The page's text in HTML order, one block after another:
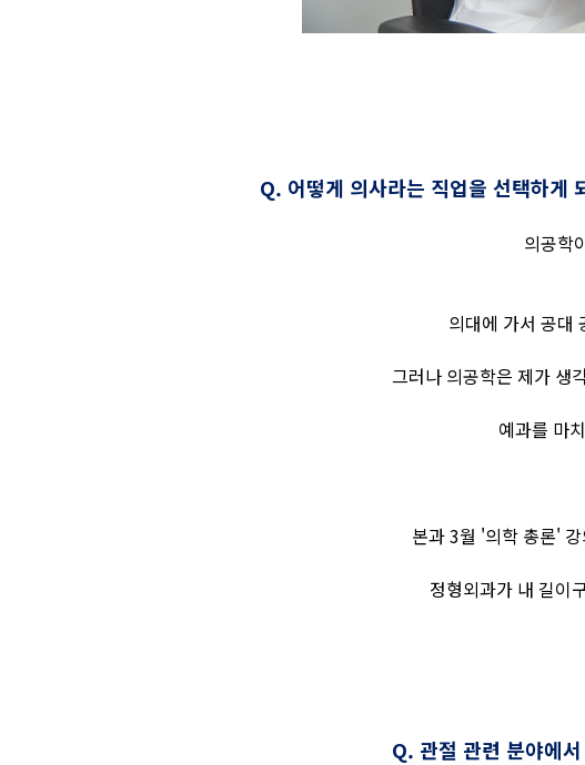
Q. 어떻게 의사라는 직업을 선택하게
의공학
의대에 가서 공대
그러나 의공학은 제가 생
예과를 마
본과 3월 '의학 총론'
정형외과가 내 길이
Q. 관절 관련 분야에